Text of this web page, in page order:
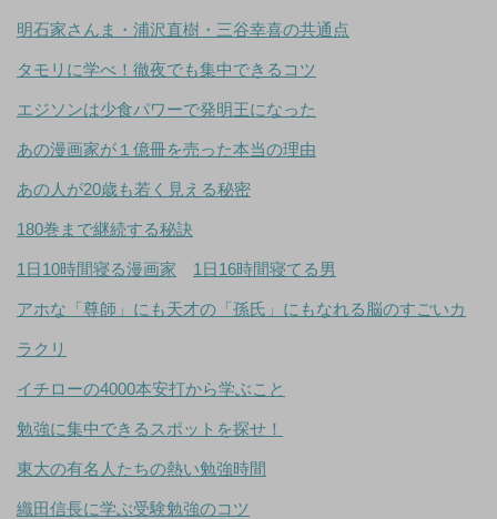
明石家さんま・浦沢直樹・三谷幸喜の共通点
タモリに学べ！徹夜でも集中できるコツ
エジソンは少食パワーで発明王になった
あの漫画家が１億冊を売った本当の理由
あの人が20歳も若く見える秘密
180巻まで継続する秘訣
1日10時間寝る漫画家 1日16時間寝てる男
アホな「尊師」にも天才の「孫氏」にもなれる脳のすごいカ
ラクリ
イチローの4000本安打から学ぶこと
勉強に集中できるスポットを探せ！
東大の有名人たちの熱い勉強時間
織田信長に学ぶ受験勉強のコツ